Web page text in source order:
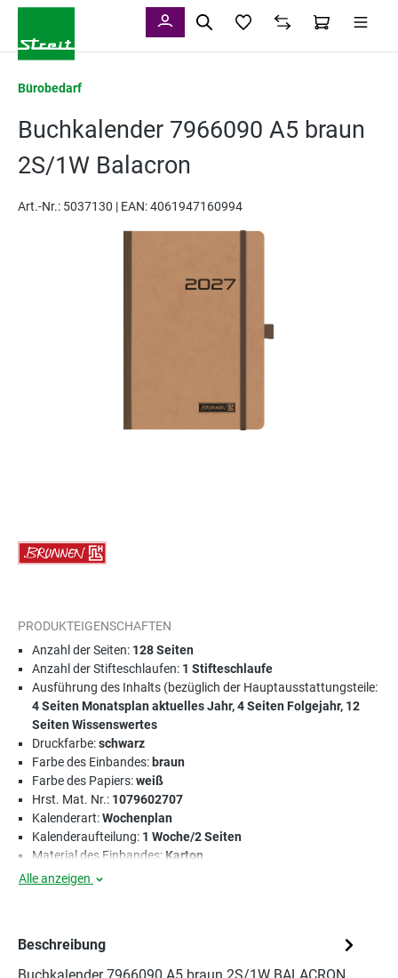
Bürobedarf
Buchkalender 7966090 A5 braun
2S/1W Balacron
Art.-Nr.: 5037130 | EAN: 4061947160994
PRODUKTEIGENSCHAFTEN
Anzahl der Seiten: 128 Seiten
Anzahl der Stifteschlaufen: 1 Stifteschlaufe
Ausführung des Inhalts (bezüglich der Hauptausstattungsteile:
4 Seiten Monatsplan aktuelles Jahr, 4 Seiten Folgejahr, 12
Seiten Wissenswertes
Druckfarbe:schwarz
Farbe des Einbandes: braun
Farbe des Papiers:weiß
Hrst. Mat. Nr.: 1079602707
Kalenderart:Wochenplan
Kalenderaufteilung: 1 Woche/2 Seiten
Material des Einbandes: Karton
Alle anzeigen
Beschreibung